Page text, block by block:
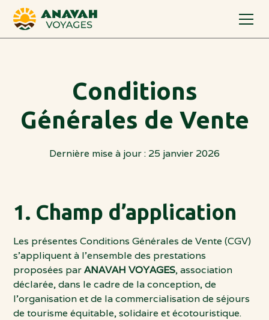
Conditions
Générales de Vente
Dernière mise à jour : 25 janvier 2026
1. Champ d’application
Les présentes Conditions Générales de Vente (CGV)
s’appliquent à l’ensemble des prestations
proposées parANAVAH VOYAGES, association
déclarée, dans le cadre de la conception, de
l’organisation et de la commercialisation de séjours
de tourisme équitable, solidaire et écotouristique.